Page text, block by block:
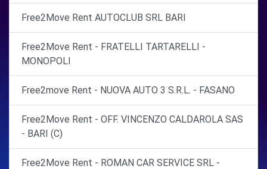
Free2Move Rent AUTOCLUB SRL BARI
Free2Move Rent - FRATELLI TARTARELLI -
MONOPOLI
Free2move Rent - NUOVA AUTO 3 S.R.L. - FASANO
Free2Move Rent - OFF. VINCENZO CALDAROLA SAS
- BARI (C)
Free2Move Rent - ROMAN CAR SERVICE SRL -